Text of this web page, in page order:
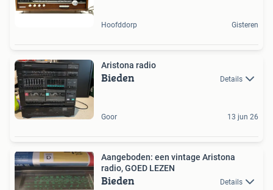
Hoofddorp Gisteren
Aristona radio
Bieden Details
Goor 13 jun 26
Aangeboden: een vintage Aristona
radio, GOED LEZEN
Bieden Details